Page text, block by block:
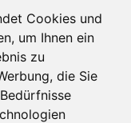
Cookies und
um Ihnen ein
zu
die Sie